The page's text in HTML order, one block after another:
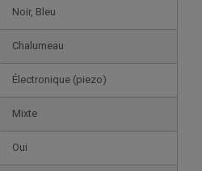
Noir, Bleu
Chalumeau
électronique (piezo)
mixte
oui